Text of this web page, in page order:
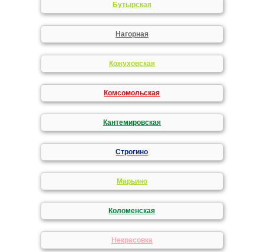
Бутырская
Нагорная
Кожуховская
Комсомольская
Кантемировская
Строгино
Марьино
Коломенская
Некрасовка